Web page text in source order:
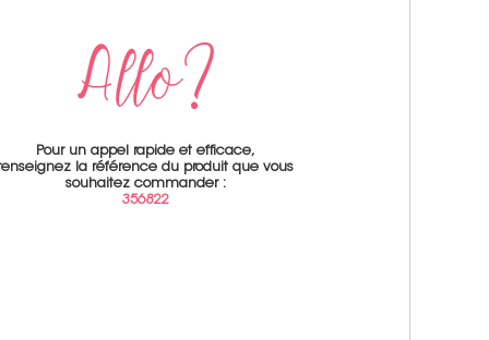
Pour un appel rapide et efficace,
la référence du produit que vous
souhaitez commander :
356822